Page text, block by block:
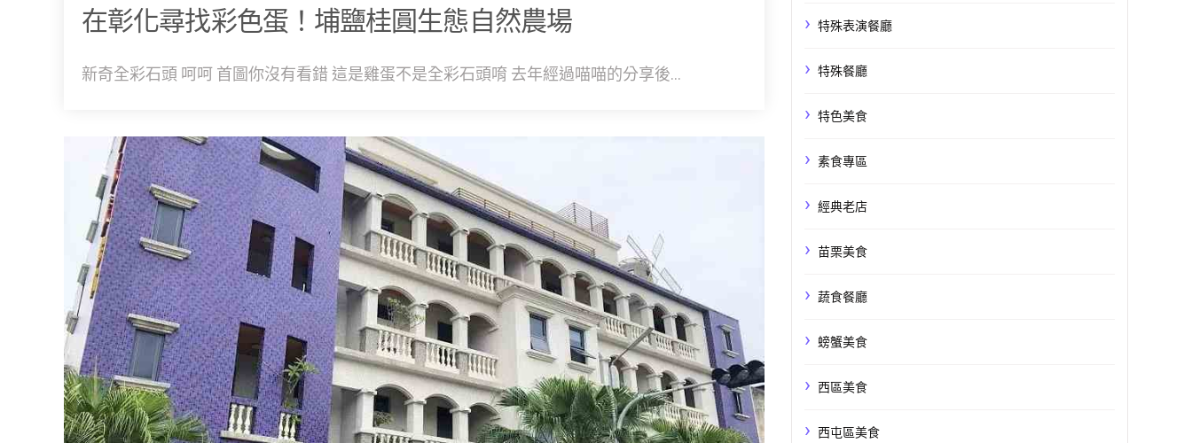
在彰化尋找彩色蛋！埔鹽桂圓生態自然農場
新奇全彩石頭 呵呵 首圖你沒有看錯 這是雞蛋不是全彩石頭唷 去年經過喵喵的分享後...
特殊表演餐廳
特殊餐廳
特色美食
素食專區
經典老店
苗栗美食
蔬食餐廳
螃蟹美食
西區美食
西屯區美食